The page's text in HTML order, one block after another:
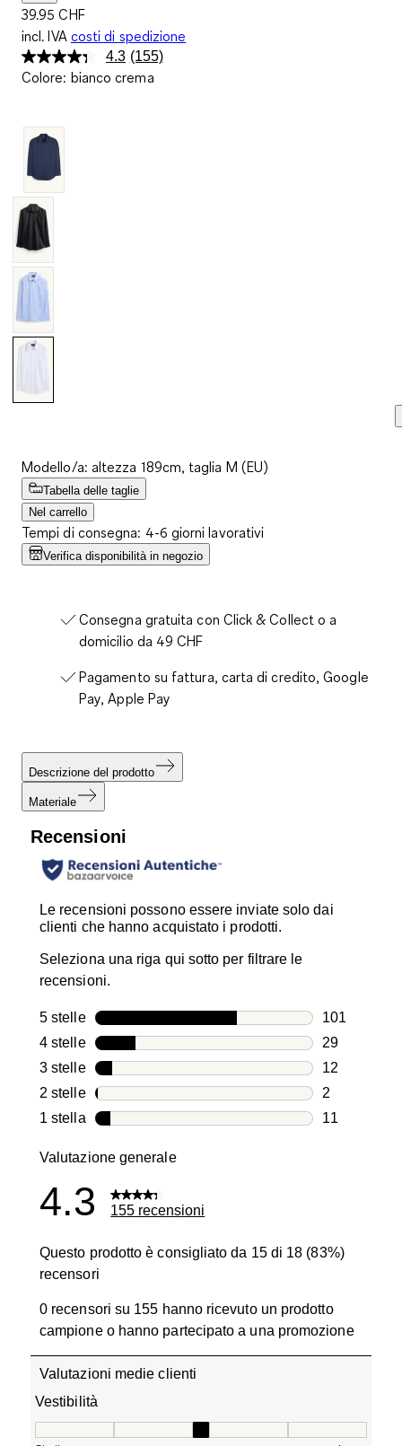
39.95 CHF
incl. IVA costi di spedizione
4.3 Leggi
155
(155)
Colore: bianco crema
Modello/a: altezza 189cm, taglia M (EU)
Tabella delle taglie
Nel carrello
Tempi di consegna: 4-6 giorni lavorativi
Verifica disponibilità in negozio
Consegna gratuita con Click & Collect o a
domicilio da 49 CHF
Pagamento su fattura, carta di credito, Google
Pay, Apple Pay
Descrizione del prodotto
Materiale
Recensioni
Le recensioni possono essere inviate solo dai
clienti che hanno acquistato i prodotti.
Seleziona una riga qui sotto per filtrare le
recensioni.
5 stellestelle
101
101
4 stellestelle
29
29
3 stellestelle
12
12
2 stellestelle
2
2
1 stellastelle
11
Valutazione generale
4.3 155 recensioni
Questo prodotto è consigliato da 15 di 18 (83%)
recensori
0 recensori su 155 hanno ricevuto un prodotto
campione o hanno partecipato a una promozione
Valutazioni medie clienti
Vestibilità